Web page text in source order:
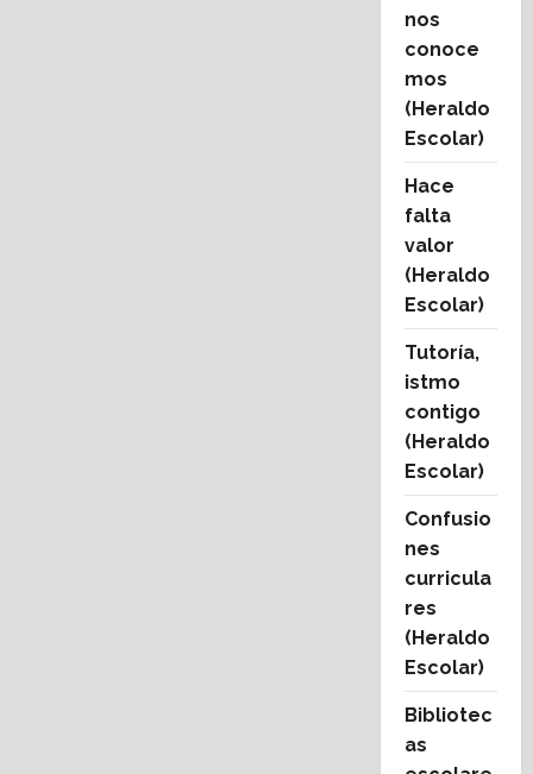
nos
conoce
mos
(Heraldo
Escolar)
Hace
falta
valor
(Heraldo
Escolar)
Tutoría,
istmo
contigo
(Heraldo
Escolar)
Confusio
nes
curricula
res
(Heraldo
Escolar)
Bibliotec
as